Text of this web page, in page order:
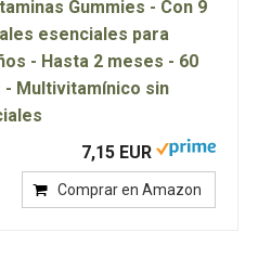
Gummies - Con 9
esenciales para
- Hasta 2 meses - 60
Multivitamínico sin
7,15 EUR
Comprar en Amazon